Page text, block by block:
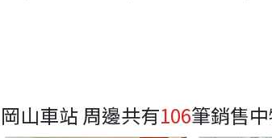
岡山車站 周邊共有106筆銷售